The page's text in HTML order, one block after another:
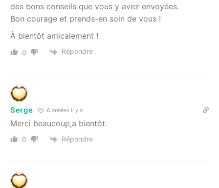
des bons conseils que vous y avez envoyées.
Bon courage et prends-en soin de vous !
À bientôt amicalement !
0 Répondre
Serge 6 années il y a
Merci beaucoup,a bientôt.
0 Répondre